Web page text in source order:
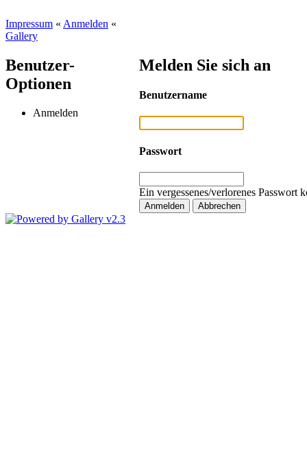
Impressum « Anmelden «
Gallery
Benutzer-
Optionen
Anmelden
Melden Sie sich an
Benutzername
Passwort
Ein vergessenes/verlorenes Passwort